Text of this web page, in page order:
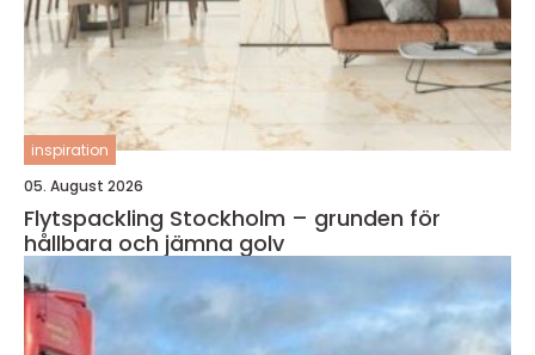
inspiration
05. August 2026
Flytspackling Stockholm – grunden för
hållbara och jämna golv